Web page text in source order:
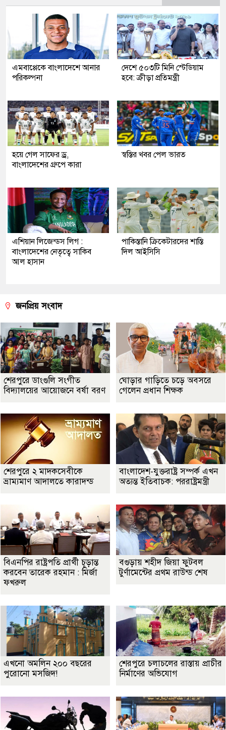
এমবাপ্পেকে বাংলাদেশে আনার
পরিকল্পনা
দেশে ৫০৩টি মিনি স্টেডিয়াম
হবে: ক্রীড়া প্রতিমন্ত্রী
হয়ে গেল সাফের ড্র,
বাংলাদেশের গ্রুপে কারা
স্বস্তির খবর পেল ভারত
এশিয়ান লিজেন্ডস লিগ :
বাংলাদেশের নেতৃত্বে সাকিব
আল হাসান
পাকিস্তানি ক্রিকেটারদের শাস্তি
দিল আইসিসি
জনপ্রিয় সংবাদ
শেরপুরে ডাংগুলি সংগীত
বিদ্যালয়ের আয়োজনে বর্ষা বরণ
ঘোড়ার গাড়িতে চড়ে অবসরে
গেলেন প্রধান শিক্ষক
শেরপুরে ২ মাদকসেবীকে
ভ্রাম্যমাণ আদালতে কারাদন্ড
বাংলাদেশ-যুক্তরাষ্ট্র সম্পর্ক এখন
অত্যন্ত ইতিবাচক: পররাষ্ট্রমন্ত্রী
বিএনপির রাষ্ট্রপতি প্রার্থী চূড়ান্ত
করবেন তারেক রহমান : মির্জা
ফখরুল
বগুড়ায় শহীদ জিয়া ফুটবল
টুর্ণামেন্টের প্রথম রাউন্ড শেষ
এখনো অমলিন ২০০ বছরের
পুরোনো মসজিদ!
শেরপুরে চলাচলের রাস্তায় প্রাচীর
নির্মাণের অভিযোগ